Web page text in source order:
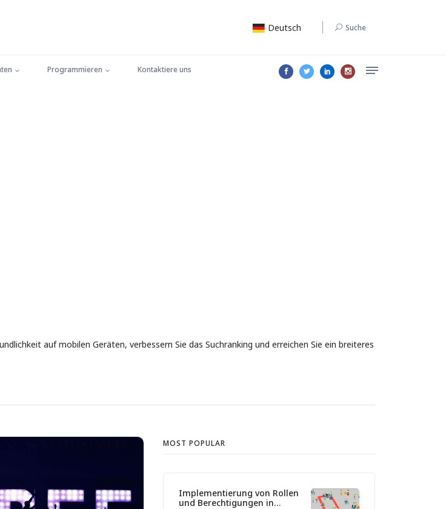
Deutsch Suche
Programmieren Kontaktiere uns
auf mobilen Geräten, verbessern Sie das Suchranking und erreichen Sie ein breiteres
MOST POPULAR
Implementierung von Rollen
und Berechtigungen in